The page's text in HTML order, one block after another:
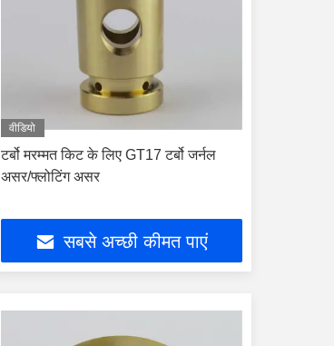
वीडियो
टर्बो मरम्मत किट के लिए GT17 टर्बो जर्नल
असर/फ्लोटिंग असर
सबसे अच्छी कीमत पाएं